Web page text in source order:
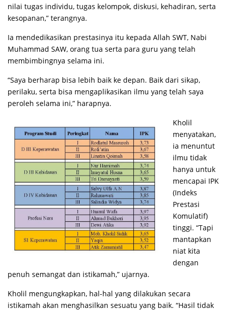
nilai tugas individu, tugas kelompok, diskusi, kehadiran, serta
kesopanan,” terangnya.
Ia mendedikasikan prestasinya itu kepada Allah SWT, Nabi
Muhammad SAW, orang tua serta para guru yang telah
membimbingnya selama ini.
“Saya berharap bisa lebih baik ke depan. Baik dari sikap,
perilaku, serta bisa mengaplikasikan ilmu yang telah saya
peroleh selama ini,” harapnya.
Kholil
menyatakan,
ia menuntut
ilmu tidak
hanya untuk
mencapai IPK
(Indeks
Prestasi
Komulatif)
tinggi. “Tapi
mantapkan
niat kita
dengan
penuh semangat dan istikamah,” ujarnya.
Kholil mengungkapkan, hal-hal yang dilakukan secara
istikamah akan menghasilkan sesuatu yang baik. “Hasil tidak